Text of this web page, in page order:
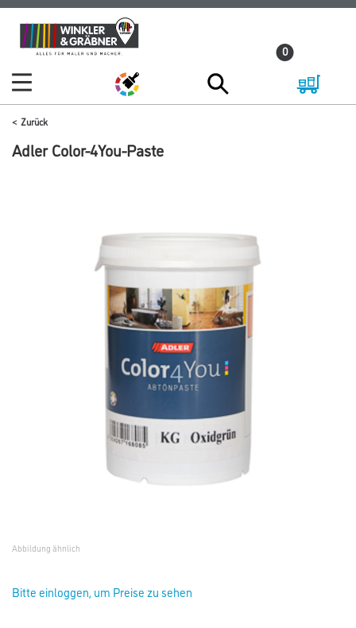
Zum
Inhalt
Zum
Navigationsmenü
0
Zurück
Adler Color-4You-Paste
Abbildung ähnlich
Bitte einloggen, um Preise zu sehen